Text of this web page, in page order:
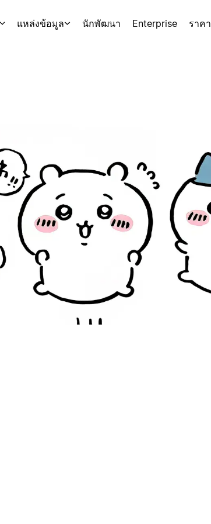
แหล่งข้อมูล นักพัฒนา Enterprise ราคา